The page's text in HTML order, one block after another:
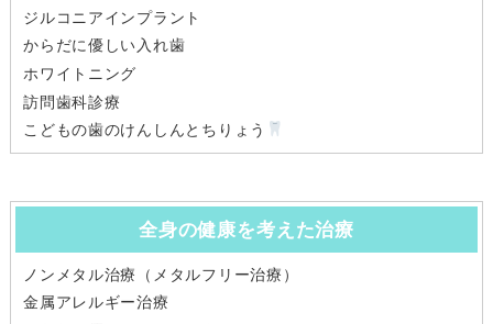
ジルコニアインプラント
からだに優しい入れ歯
ホワイトニング
訪問歯科診療
こどもの歯のけんしんとちりょう
全身の健康を考えた治療
ノンメタル治療（メタルフリー治療）
金属アレルギー治療